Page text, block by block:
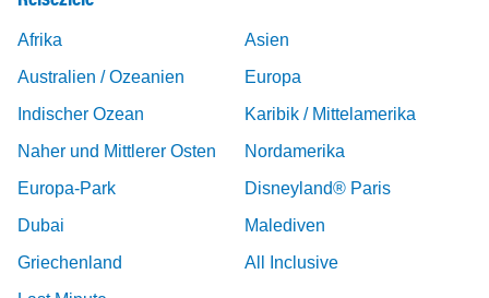
Afrika
Asien
Australien / Ozeanien
Europa
Indischer Ozean
Karibik / Mittelamerika
Naher und Mittlerer Osten
Nordamerika
Europa-Park
Disneyland® Paris
Dubai
Malediven
Griechenland
All Inclusive